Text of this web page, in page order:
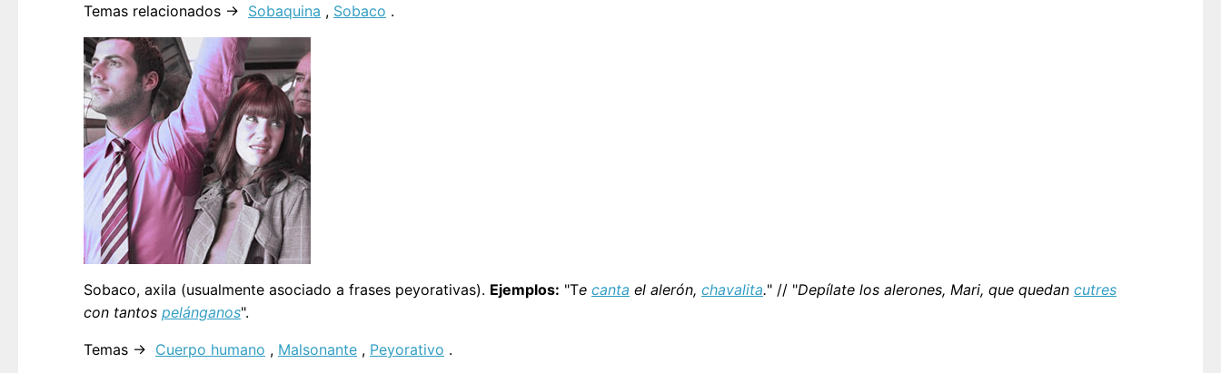
Temas relacionados → Sobaquina , Sobaco .
Sobaco, axila (usualmente asociado a frases peyorativas). Ejemplos: "Te canta el alerón, chavalita." // "Depílate los alerones, Mari, que quedan cutres
con tantos pelánganos".
Temas → Cuerpo humano , Malsonante , Peyorativo .